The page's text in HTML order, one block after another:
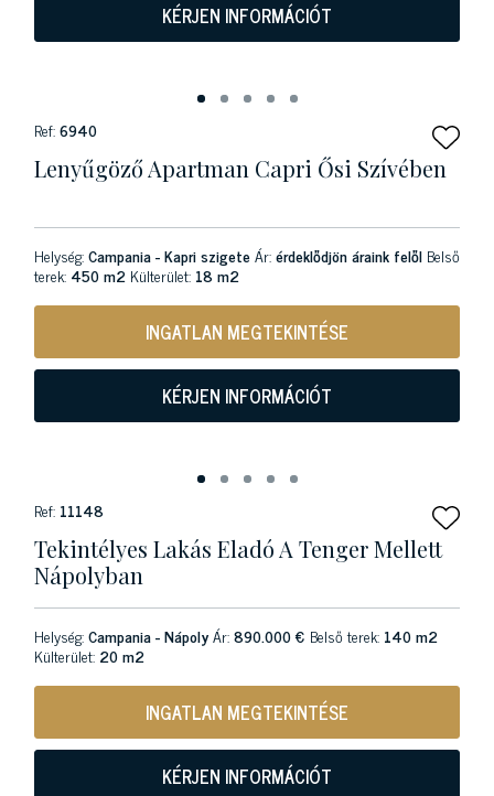
KÉRJEN INFORMÁCIÓT
Ref:6940
Lenyűgöző Apartman Capri Ősi Szívében
Helység:Campania - Kapri szigeteÁr:érdeklődjön áraink felől Belső
terek: 450 m2 Külterület: 18 m2
INGATLAN MEGTEKINTÉSE
KÉRJEN INFORMÁCIÓT
Ref: 11148
Tekintélyes Lakás Eladó A Tenger Mellett
Nápolyban
Helység:Campania - NápolyÁr:890.000 € Belső terek: 140 m2
Külterület: 20 m2
INGATLAN MEGTEKINTÉSE
KÉRJEN INFORMÁCIÓT